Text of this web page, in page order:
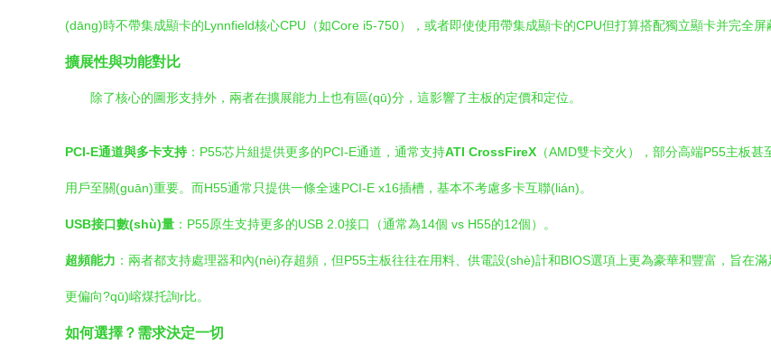
(dāng)時不帶集成顯卡的Lynnfield核心CPU（如Core i5-750），或者即使使用帶集成顯卡的CPU但打算搭配獨立顯卡并完全屏
擴展性與功能對比
除了核心的圖形支持外，兩者在擴展能力上也有區(qū)分，這影響了主板的定價和定位。
PCI-E通道與多卡支持 ：P55芯片組提供更多的PCI-E通道，通常支持ATI CrossFireX （AMD雙卡交火），部分高端P55主板
用戶至關(guān)重要。而H55通常只提供一條全速PCI-E x16插槽，基本不考慮多卡互聯(lián)。
USB接口數(shù)量 ：P55原生支持更多的USB 2.0接口（通常為14個 vs H55的12個）。
超頻能力 ：兩者都支持處理器和內(nèi)存超頻，但P55主板往往在用料、供電設(shè)計和BIOS選項上更為豪華和豐富，旨在
更偏向?qū)嵱煤托詢r比。
如何選擇？需求決定一切